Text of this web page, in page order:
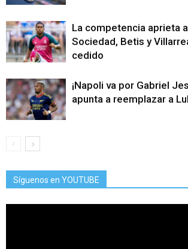
La competencia aprieta
Sociedad, Betis y
cedido
¡Napoli va por Gabriel
apunta a reemplazar a
Síguenos en YOUTUBE